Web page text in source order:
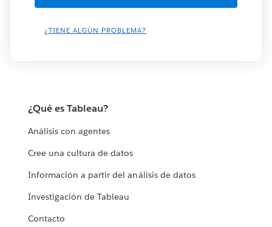
¿TIENE ALGÚN PROBLEMA?
¿Qué es Tableau?
Análisis con agentes
Cree una cultura de datos
Información a partir del análisis de datos
Investigación de Tableau
Contacto